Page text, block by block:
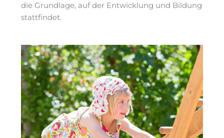
die Grundlage, auf der Entwicklung und Bildung
stattfindet.